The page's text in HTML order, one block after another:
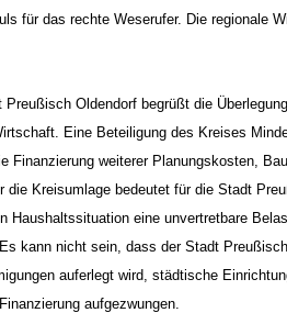
für das rechte Weserufer. Die regionale
Preußisch Oldendorf begrüßt die
Eine Beteiligung des Kreises
Finanzierung weiterer Planungskosten,
die Kreisumlage bedeutet für die Stadt
Haushaltssituation eine unvertretbare
kann nicht sein, dass der Stadt
auferlegt wird, städtische
aufgezwungen.